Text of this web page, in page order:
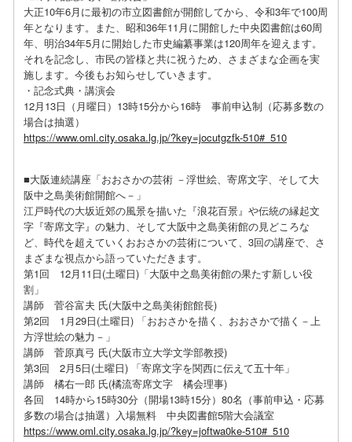
大正10年6月に最初の市立図書館が開館してから、令和3年で100周
年となります。また、昭和36年11月に開館した中央図書館は60周
年、明治34年5月に開始した市史編纂事業は120周年を迎えます。
それを記念し、市民の皆様と共に祝うため、さまざまな企画を実
施します。今後もお知らせしていきます。
・記念式典・講演会
12月13日（月曜日）13時15分から16時 事前申込制（応募多数の
場合は抽選）
https://www.oml.city.osaka.lg.jp/?key=jocutgzfk-510#_510
■大阪連続講座「おおさかの芸術 －浮世絵、寄席文字、そして大
阪中之島美術館開館へ－」
江戸時代の大坂近郊の風景を描いた『浪花百景』や伝統の縁起文
字『寄席文字』の魅力、そして大阪中之島美術館の見どころな
ど、時代を超えていくおおさかの芸術について、3回の講座で、さ
まざまな視点から語っていただきます。
第1回 12月11日(土曜日)「大阪中之島美術館の果たす新しい役
割」
講師 菅谷富夫 氏(大阪中之島美術館館長)
第2回 1月29日(土曜日) 「おおさかを描く、おおさかで描く－上
方浮世絵の魅力－」
講師 菅原真弓 氏(大阪市立大学文学部教授)
第3回 2月5日(土曜日) 「寄席文字を関西に伝えて五十年」
講師 橘右一郎 氏(橘流寄席文字 橘会理事)
各回 14時から15時30分（開場13時15分）80名（事前申込・応募
多数の場合は抽選）入場無料 中央図書館5階大会議室
https://www.oml.city.osaka.lg.jp/?key=joftwa0ke-510#_510